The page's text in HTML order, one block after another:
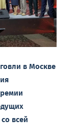
вМоскве
со всей